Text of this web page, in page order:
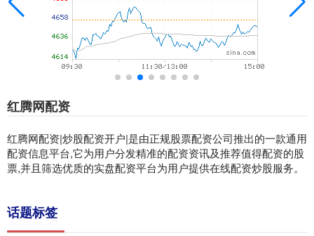
红腾网配资
红腾网配资|炒股配资开户|是由正规股票配资公司推出的一款通用
配资信息平台,它为用户分发精准的配资资讯及推荐值得配资的股
票,并且筛选优质的实盘配资平台为用户提供在线配资炒股服务。
话题标签